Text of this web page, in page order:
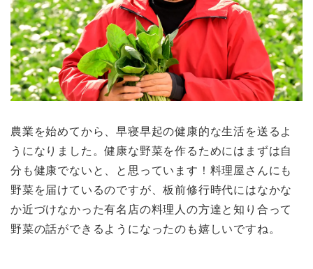
農業を始めてから、早寝早起の健康的な生活を送るよ
うになりました。健康な野菜を作るためにはまずは自
分も健康でないと、と思っています！料理屋さんにも
野菜を届けているのですが、板前修行時代にはなかな
か近づけなかった有名店の料理人の方達と知り合って
野菜の話ができるようになったのも嬉しいですね。